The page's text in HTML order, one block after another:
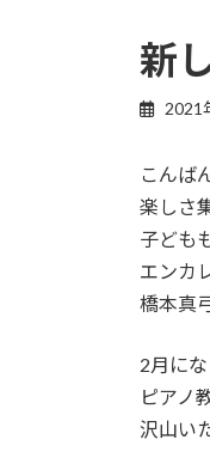
新
2021
こんば
楽しさ
子ども
エンカ
橋本真
2月に
ピアノ
沢山い